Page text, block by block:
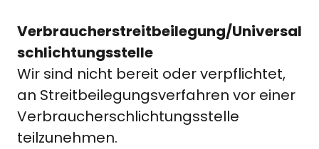
Verbraucherstreitbeilegung/Universal
schlichtungsstelle
Wir sind nicht bereit oder verpflichtet,
an Streitbeilegungsverfahren vor einer
Verbraucherschlichtungsstelle
teilzunehmen.